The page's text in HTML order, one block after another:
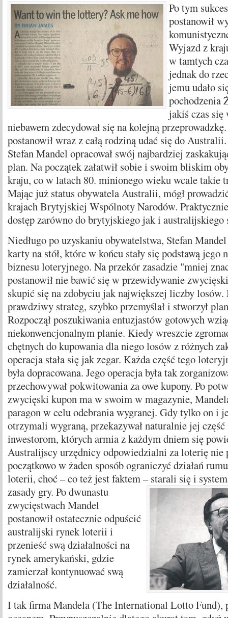
Po tym
postanowił
Wyjazd z
w tamtych
jednak do
jemu udało
pochodzenia
jakiś czas się
niebawem zdecydował się na kolejną
postanowił wraz z całą rodziną udać się do
Stefan Mandel opracował swój najbardziej
plan. Na początek załatwił sobie i swoim bliskim
kraju, co w latach 80. minionego wieku wcale takie
Mając już status obywatela Australii, mógł
krajach Brytyjskiej Wspólnoty Narodów. Praktycznie
dostęp zarówno do brytyjskiego jak i
Niedługo po uzyskaniu obywatelstwa, Stefan Mandel
karty na stół, które w końcu stały się podstawą jego
biznesu loteryjnego. Na przekór zasadzie "mniej
postanowił nie bawić się w przewidywanie
skupić się na zdobyciu jak największej liczby
prawdziwy strateg, szybko przemyślał i stworzył
Rozpoczął poszukiwania entuzjastów gotowych
niekonwencjonalnym planie. Kiedy wreszcie
chętnych do kupowania dla niego losów z różnych
operacja stała się jak zegar. Każda część tego
była dopracowana. Jego operacja była tak
przechowywał pokwitowania za owe kupony. Po
zwycięski kupon ma w swoim w magazynie,
paragon w celu odebrania wygranej. Gdy tylko on i
otrzymali wygraną, przekazywał naturalnie jej
inwestorom, których armia z każdym dniem się
Australijscy urzędnicy odpowiedzialni za loterię
początkowo w żaden sposób ograniczyć działań
loterii, choć – co też jest faktem – starali się i
zasady gry. Po dwunastu
zwycięstwach Mandel
postanowił ostatecznie odpuścić
australijski rynek loterii i
przenieść swą działalności na
rynek amerykański, gdzie
zamierzał kontynuować swą
działalność.
I tak firma Mandela (The International Lotto Fund),